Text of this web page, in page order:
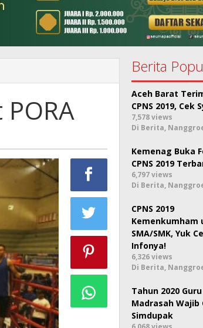
Berita
Aceh Barat
CPNS 2019, Cek
7,578 views
Di Berita,
Kemenag Buka
CPNS 2019
6,797 views
Di Berita,
CPNS 2019
Kemenkumham
SMA/SMK, Yuk
Infonya!
6,326 views
Di Berita,
Tahun 2020 Guru
Madrasah Wajib
Simdupak